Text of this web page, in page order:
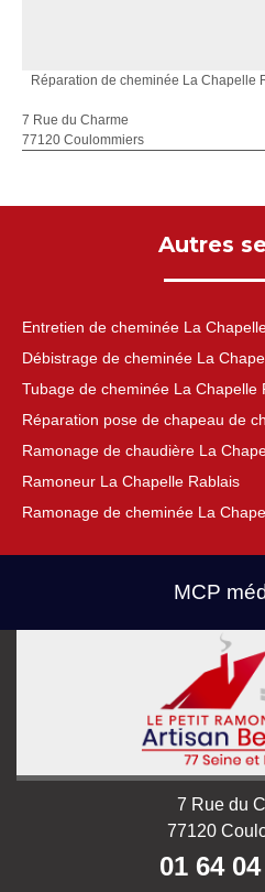
Réparation de cheminée La Chapelle
7 Rue du Charme
77120 Coulommiers
Autres
Entretien de cheminée La
Débistrage de cheminée La
Tubage de cheminée La Chapelle
Réparation pose de chapeau de
Ramonage de chaudière La
Ramoneur La Chapelle Rablais
Ramonage de cheminée La
MCP
7 Rue du
77120
01 64